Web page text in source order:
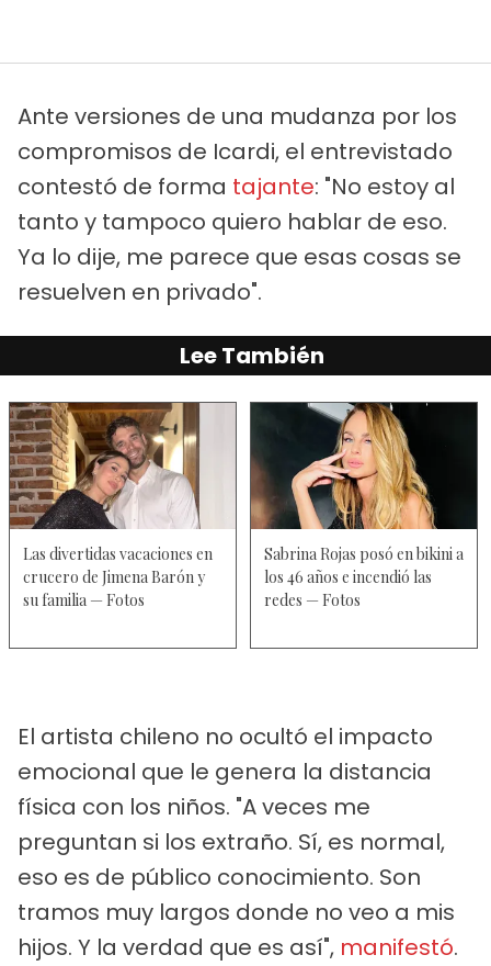
Ante versiones de una mudanza por los
compromisos de Icardi, el entrevistado
contestó de forma tajante: "No estoy al
tanto y tampoco quiero hablar de eso.
Ya lo dije, me parece que esas cosas se
resuelven en privado".
Lee También
Las divertidas vacaciones en
crucero de Jimena Barón y
su familia — Fotos
Sabrina Rojas posó en bikini a
los 46 años e incendió las
redes — Fotos
El artista chileno no ocultó el impacto
emocional que le genera la distancia
física con los niños. "A veces me
preguntan si los extraño. Sí, es normal,
eso es de público conocimiento. Son
tramos muy largos donde no veo a mis
hijos. Y la verdad que es así", manifestó.